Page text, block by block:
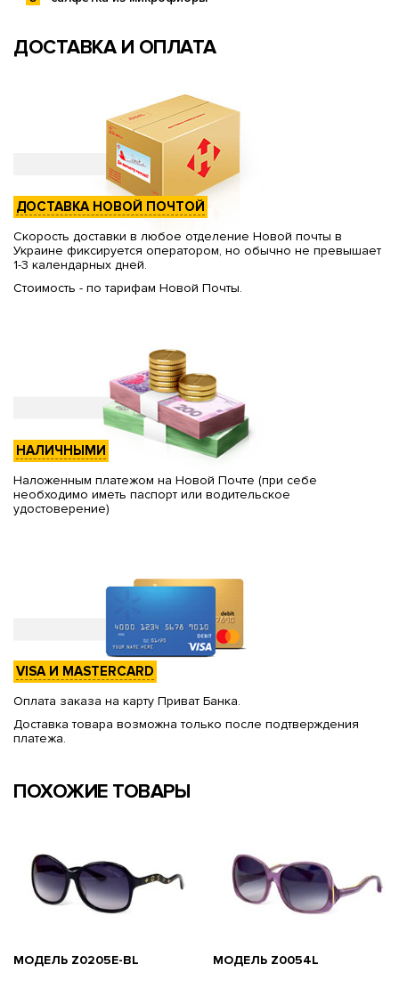
ДОСТАВКА И ОПЛАТА
ДОСТАВКА НОВОЙ ПОЧТОЙ
Скорость доставки в любое отделение Новой почты в
Украине фиксируется оператором, но обычно не превышает
1-3 календарных дней.
Стоимость - по тарифам Новой Почты.
НАЛИЧНЫМИ
Наложенным платежом на Новой Почте (при себе
необходимо иметь паспорт или водительское
удостоверение)
VISA И MASTERCARD
Оплата заказа на карту Приват Банка.
Доставка товара возможна только после подтверждения
платежа.
ПОХОЖИЕ ТОВАРЫ
МОДЕЛЬ Z0205E-BL МОДЕЛЬ Z0054L